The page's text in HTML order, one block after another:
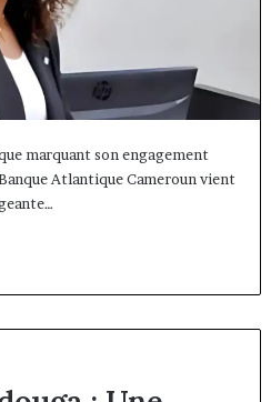
marquant son engagement
Atlantique Cameroun vient